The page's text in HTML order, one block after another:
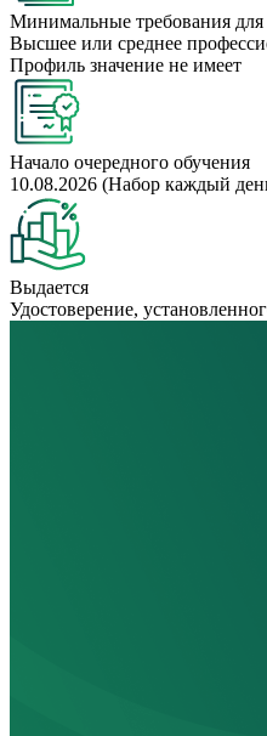
Минимальные требования для
Высшее или среднее
Профиль значение не имеет
Начало очередного обучения
10.08.2026 (Набор каждый
Выдается
Удостоверение,